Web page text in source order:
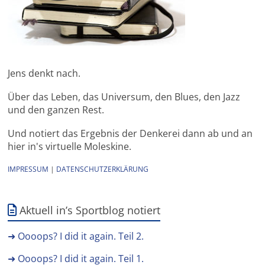
Jens denkt nach.
Über das Leben, das Universum, den Blues, den Jazz
und den ganzen Rest.
Und notiert das Ergebnis der Denkerei dann ab und an
hier in's virtuelle Moleskine.
IMPRESSUM | DATENSCHUTZERKLÄRUNG
Aktuell in’s Sportblog notiert
➜ Oooops? I did it again. Teil 2.
➜ Oooops? I did it again. Teil 1.